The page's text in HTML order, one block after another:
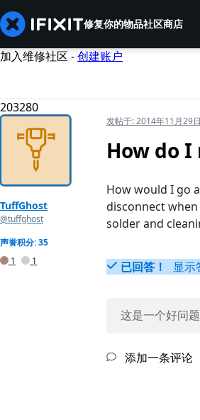
修复你的物品社区商店
加入维修社区 -创建账户
203280
TuffGhost
@tuffghost
声誉积分: 35
1
1
发帖于:2014年11月29日
How do
How would I go
disconnect
solder and
已回答！ 显示
这是一个好问
添加一条评论